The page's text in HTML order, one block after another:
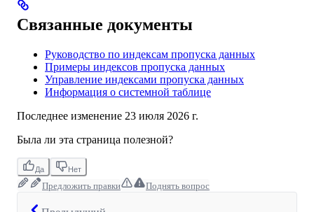
Связанные документы
Руководство по индексам пропуска данных
Примеры индексов пропуска данных
Управление индексами пропуска данных
Информация о системной таблице
Последнее изменение 23 июля 2026 г.
Была ли эта страница полезной?
Да Нет
Предложить правки Поднять вопрос